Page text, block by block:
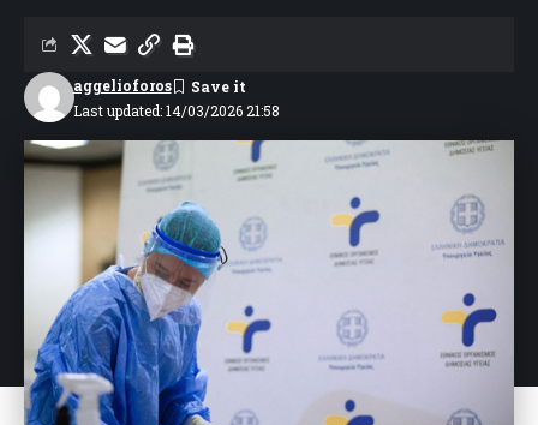
Last updated: 14/03/2026 21:58
aggelioforos